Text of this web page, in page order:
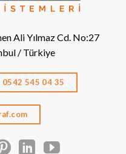
Ali Yılmaz Cd. No:27
/ Türkiye
0542 545 04 35